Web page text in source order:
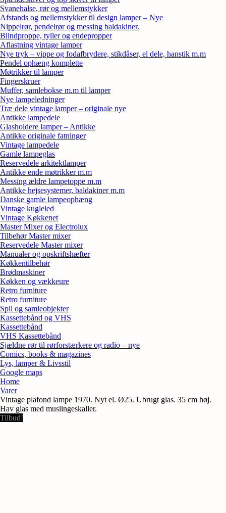
Svanehalse, rør og mellemstykker
Afstands og mellemstykker til design lamper – Nye
Nippelrør, pendelrør og messing baldakiner.
Blindproppe, tyller og endepropper
Aflastning vintage lamper
Nye tryk – vippe og fodafbrydere, stikdåser, el dele, hanstik m.m
Pendel ophæng komplette
Møtrikker til lamper
Fingerskruer
Muffer, samlebokse m.m til lamper
Nye lampeledninger
Træ dele vintage lamper – originale nye
Antikke lampedele
Glasholdere lamper – Antikke
Antikke originale fatninger
Vintage lampedele
Gamle lampeglas
Reservedele arkitektlamper
Antikke ende møtrikker m.m
Messing ældre lampetoppe m.m
Antikke hejsesystemer, baldakiner m.m
Danske gamle lampeophæng
Vintage kugleled
Vintage Køkkenet
Master Mixer og Electrolux
Tilbehør Master mixer
Reservedele Master mixer
Manualer og opskriftshæfter
Køkkentilbehør
Brødmaskiner
Køkken og vækkeure
Retro furniture
Retro furniture
Spil og samleobjekter
Kassettebånd og VHS
Kassettebånd
VHS Kassettebånd
Sjældne rør til rørforstærkere og radio – nye
Comics, books & magazines
Lys, lamper & Livsstil
Google maps
Home
Varer
Vintage plafond lampe 1970. Nyt el. Ø25. Ubrugt glas. 35 cm høj.
Hav glas med muslingeskaller.
Tilbud!